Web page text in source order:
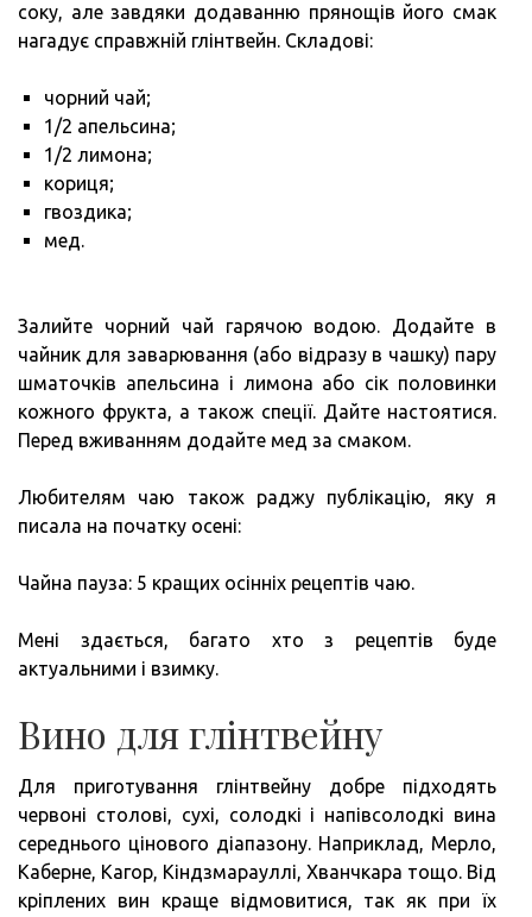
соку, але завдяки додаванню прянощів його смак
нагадує справжній глінтвейн. Складові:
чорний чай;
1/2 апельсина;
1/2 лимона;
кориця;
гвоздика;
мед.
Залийте чорний чай гарячою водою. Додайте в
чайник для заварювання (або відразу в чашку) пару
шматочків апельсина і лимона або сік половинки
кожного фрукта, а також спеції. Дайте настоятися.
Перед вживанням додайте мед за смаком.
Любителям чаю також раджу публікацію, яку я
писала на початку осені:
Чайна пауза: 5 кращих осінніх рецептів чаю.
Мені здається, багато хто з рецептів буде
актуальними і взимку.
Вино для глінтвейну
Для приготування глінтвейну добре підходять
червоні столові, сухі, солодкі і напівсолодкі вина
середнього цінового діапазону. Наприклад, Мерло,
Каберне, Кагор, Кіндзмарауллі, Хванчкара тощо. Від
кріплених вин краще відмовитися, так як при їх